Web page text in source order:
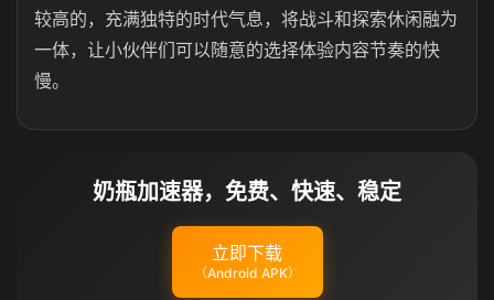
较高的，充满独特的时代气息，将战斗和探索休闲融为
一体，让小伙伴们可以随意的选择体验内容节奏的快
慢。
奶瓶加速器，免费、快速、稳定
立即下载
（Android APK）